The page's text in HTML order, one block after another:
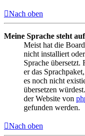
Nach oben
Meine Sprache steht
Meist hat die
nicht installiert
Sprache
er das
es noch nicht
übersetzen
der Website von
gefunden werden.
Nach oben